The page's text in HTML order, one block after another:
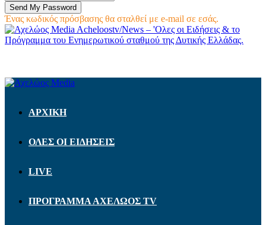
Ένας κωδικός πρόσβασης θα σταλθεί με e-mail σε εσάς.
Acheloostv/News – 'Ολες οι Ειδήσεις & το
Πρόγραμμα του Ενημερωτικού σταθμού της Δυτικής Ελλάδας.
ΑΡΧΙΚΗ
ΟΛΕΣ ΟΙ ΕΙΔΗΣΕΙΣ
LIVE
ΠΡΟΓΡΑΜΜΑ ΑΧΕΛΩΟΣ TV